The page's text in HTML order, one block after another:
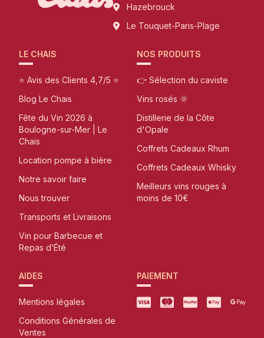
Hazebrouck
Le Touquet-Paris-Plage
LE CHAIS
⭐ Avis des Clients 4,7/5 ⭐
Blog Le Chais
Fête du Vin 2026 à
Boulogne-sur-Mer | Le
Chais
Location pompe à bière
Notre savoir faire
Nous trouver
Transports et Livraisons
Vin pour Barbecue et
Repas d’Été
NOS PRODUITS
👉 Sélection du caviste
Vins rosés 🌞
Distillerie de la Côte
d'Opale
Coffrets Cadeaux Rhum
Coffrets Cadeaux Whisky
Meilleurs vins rouges à
moins de 10€
AIDES
Mentions légales
Conditions Générales de
Ventes
PAIEMENT